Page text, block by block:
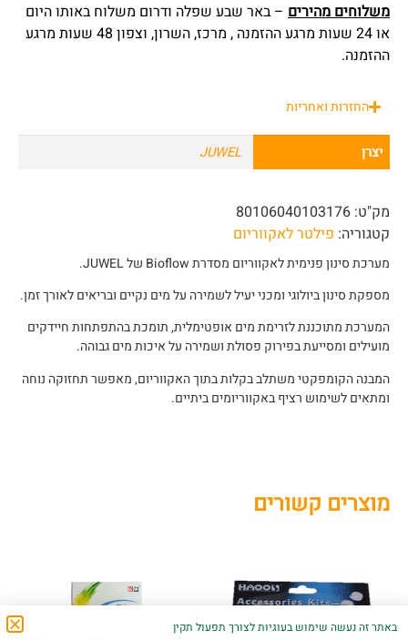
משלוחים מהירים – באר שבע שפלה ודרום משלוח באותו היום
או 24 שעות מרגע ההזמנה , מרכז, השרון, וצפון 48 שעות מרגע
ההזמנה.
החזרות ואחריות
יצרן JUWEL
מק"ט: 80106040103176
קטגוריה: פילטר לאקווריום
מערכת סינון פנימית לאקווריום מסדרת Bioflow של JUWEL.
מספקת סינון ביולוגי ומכני יעיל לשמירה על מים נקיים ובריאים לאורך זמן.
המערכת מתוכננת לזרימת מים אופטימלית, תומכת בהתפתחות חיידקים
מועילים ומסייעת בפירוק פסולת ושמירה על איכות מים גבוהה.
המבנה הקומפקטי משתלב בקלות בתוך האקווריום, מאפשר תחזוקה נוחה
ומתאים לשימוש רציף באקווריומים ביתיים.
מוצרים קשורים
באתר זה נעשה שימוש בעוגיות לצורך תפעול תקין